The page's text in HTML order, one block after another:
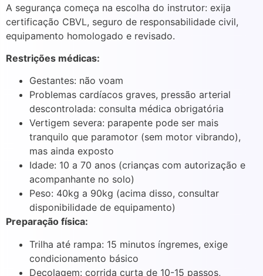
A segurança começa na escolha do instrutor: exija
certificação CBVL, seguro de responsabilidade civil,
equipamento homologado e revisado.
Restrições médicas:
Gestantes: não voam
Problemas cardíacos graves, pressão arterial
descontrolada: consulta médica obrigatória
Vertigem severa: parapente pode ser mais
tranquilo que paramotor (sem motor vibrando),
mas ainda exposto
Idade: 10 a 70 anos (crianças com autorização e
acompanhante no solo)
Peso: 40kg a 90kg (acima disso, consultar
disponibilidade de equipamento)
Preparação física:
Trilha até rampa: 15 minutos íngremes, exige
condicionamento básico
Decolagem: corrida curta de 10-15 passos,